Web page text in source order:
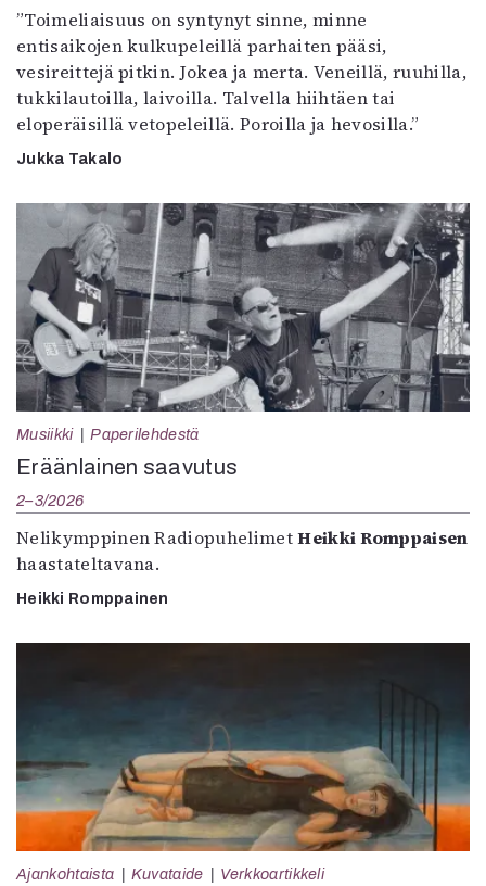
”Toimeliaisuus on syntynyt sinne, minne
entisaikojen kulkupeleillä parhaiten pääsi,
vesireittejä pitkin. Jokea ja merta. Veneillä, ruuhilla,
tukkilautoilla, laivoilla. Talvella hiihtäen tai
eloperäisillä vetopeleillä. Poroilla ja hevosilla.”
Jukka Takalo
Musiikki Paperilehdestä
Eräänlainen saavutus
2–3/2026
Nelikymppinen RadiopuhelimetHeikki Romppaisen
haastateltavana.
Heikki Romppainen
Ajankohtaista Kuvataide Verkkoartikkeli